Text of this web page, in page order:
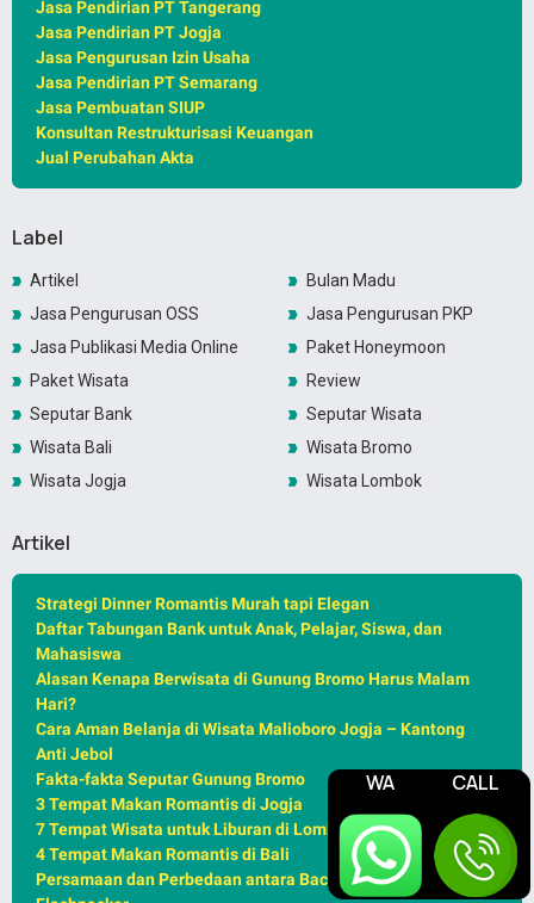
WA CALL
Jasa Pendirian PT Tangerang
Jasa Pendirian PT Jogja
Jasa Pengurusan Izin Usaha
Jasa Pendirian PT Semarang
Jasa Pembuatan SIUP
Konsultan Restrukturisasi Keuangan
Jual Perubahan Akta
Label
Artikel
Bulan Madu
Jasa Pengurusan OSS
Jasa Pengurusan PKP
Jasa Publikasi Media Online
Paket Honeymoon
Paket Wisata
Review
Seputar Bank
Seputar Wisata
Wisata Bali
Wisata Bromo
Wisata Jogja
Wisata Lombok
Artikel
Strategi Dinner Romantis Murah tapi Elegan
Daftar Tabungan Bank untuk Anak, Pelajar, Siswa, dan
Mahasiswa
Alasan Kenapa Berwisata di Gunung Bromo Harus Malam
Hari?
Cara Aman Belanja di Wisata Malioboro Jogja – Kantong
Anti Jebol
Fakta-fakta Seputar Gunung Bromo
3 Tempat Makan Romantis di Jogja
7 Tempat Wisata untuk Liburan di Lombok
4 Tempat Makan Romantis di Bali
Persamaan dan Perbedaan antara Backpacker, Traveller,